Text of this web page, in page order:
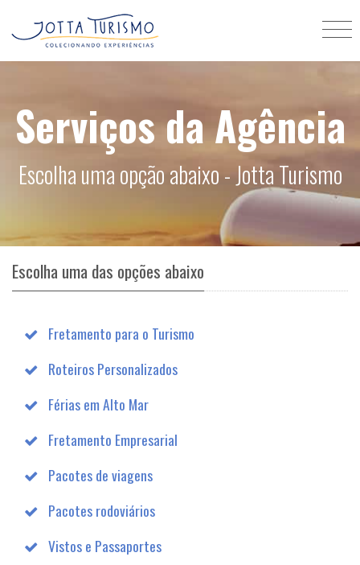
Serviços da Agência
Escolha uma opção abaixo - Jotta Turismo
Escolha uma das opções abaixo
Fretamento para o Turismo
Roteiros Personalizados
Férias em Alto Mar
Fretamento Empresarial
Pacotes de viagens
Pacotes rodoviários
Vistos e Passaportes